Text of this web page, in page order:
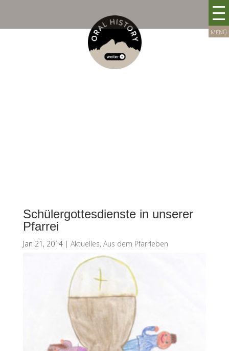
Schülergottesdienste in unserer
Pfarrei
Jan 21, 2014| Aktuelles, Aus dem Pfarrleben